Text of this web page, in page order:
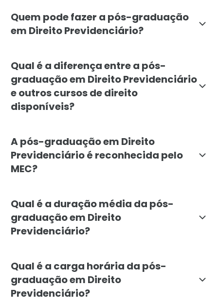
Quem pode fazer a pós-graduação
em Direito Previdenciário?
Qual é a diferença entre a pós-
graduação em Direito Previdenciário
e outros cursos de direito
disponíveis?
A pós-graduação em Direito
Previdenciário é reconhecida pelo
MEC?
Qual é a duração média da pós-
graduação em Direito
Previdenciário?
Qual é a carga horária da pós-
graduação em Direito
Previdenciário?